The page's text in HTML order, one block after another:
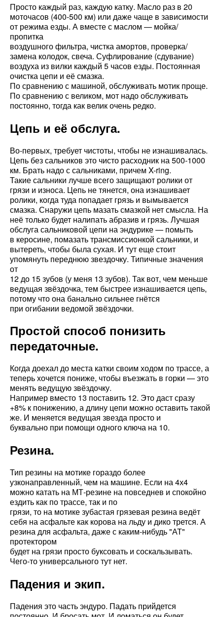
Просто каждый раз, каждую катку. Масло раз в 20
моточасов (400-500 км) или даже чаще в зависимости
от режима езды. А вместе с маслом — мойка/
пропитка
воздушного фильтра, чистка амортов, проверка/
замена колодок, свеча. Суфлирование (сдувание)
воздуха из вилки каждый 5 часов езды. Постоянная
очистка цепи и её смазка.
По сравнению с машиной, обслуживать мотик проще.
По сравнению с великом, мот надо обслуживать
постоянно, тогда как велик очень редко.
Цепь и её обслуга.
Во-первых, требует чистоты, чтобы не изнашивалась.
Цепь без сальников это чисто расходник на 500-1000
км. Брать надо с сальниками, причем X-ring.
Такие сальники лучше всего защищают ролики от
грязи и износа. Цепь не тянется, она изнашивает
ролики, когда туда попадает грязь и вымывается
смазка. Снаружи цепь мазать смазкой нет смысла. На
неё только будет налипать абразив и грязь. Лучшая
обслуга сальниковой цепи на эндурике — помыть
в керосине, помазать трансмиссионкой сальники, и
вытереть, чтобы была сухая. И тут еще стоит
упомянуть переднюю звездочку. Типичные значения
от
12 до 15 зубов (у меня 13 зубов). Так вот, чем меньше
ведущая звёздочка, тем быстрее изнашивается цепь,
потому что она банально сильнее гнётся
при огибании ведомой звёздочки.
Простой способ понизить
передаточные.
Когда доехал до места катки своим ходом по трассе, а
теперь хочется пониже, чтобы въезжать в горки — это
менять ведущую звёздочку.
Например вместо 13 поставить 12. Это даст сразу
+8% к понижению, а длину цепи можно оставить такой
же. И меняется ведущая звезда просто и
буквально при помощи одного ключа на 10.
Резина.
Тип резины на мотике гораздо более
узконаправленный, чем на машине. Если на 4х4
можно катать на МТ-резине на повседнев и спокойно
ездить как по трассе, так и по
грязи, то на мотике зубастая грязевая резина ведёт
себя на асфальте как корова на льду и дико трется. А
резина для асфальта, даже с каким-нибудь "АТ"
протектором
будет на грязи просто буксовать и соскальзывать.
Чего-то универсального тут нет.
Падения и экип.
Падения это часть эндуро. Падать прийдется